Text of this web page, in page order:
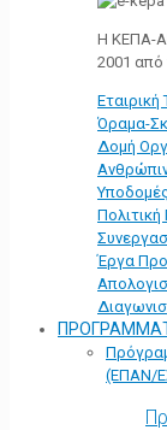
Η ΚΕΠΑ-
2001
Εταιρική
Όραμα-
Δομή
Έργα
(ΕΠΑΝ/